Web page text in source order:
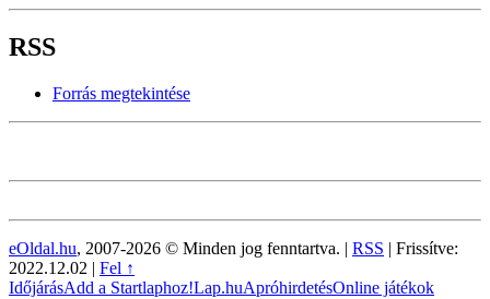
RSS
Forrás megtekintése
eOldal.hu, 2007-2026 © Minden jog fenntartva. | RSS | Frissítve:
2022.12.02 | Fel ↑
IdőjárásAdd a Startlaphoz!Lap.huApróhirdetésOnline játékok